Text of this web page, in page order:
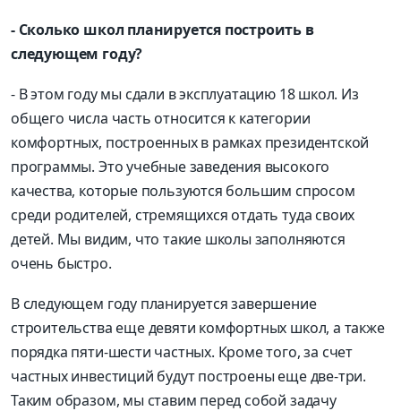
- Сколько школ планируется построить в
следующем году?
- В этом году мы сдали в эксплуатацию 18 школ. Из
общего числа часть относится к категории
комфортных, построенных в рамках президентской
программы. Это учебные заведения высокого
качества, которые пользуются большим спросом
среди родителей, стремящихся отдать туда своих
детей. Мы видим, что такие школы заполняются
очень быстро.
В следующем году планируется завершение
строительства еще девяти комфортных школ, а также
порядка пяти-шести частных. Кроме того, за счет
частных инвестиций будут построены еще две-три.
Таким образом, мы ставим перед собой задачу